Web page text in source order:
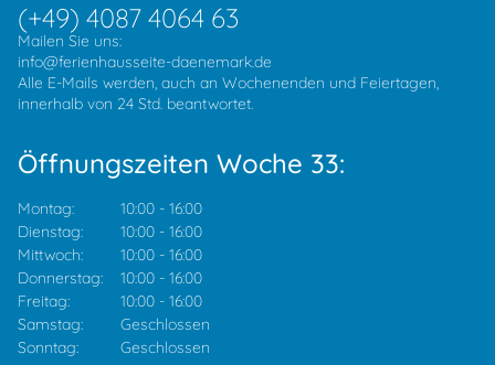
(+49) 4087 4064 63
Mailen Sie uns:
info@ferienhausseite-daenemark.de
Alle E-Mails werden, auch an Wochenenden und Feiertagen,
innerhalb von 24 Std. beantwortet.
Öffnungszeiten Woche 33:
Montag: 10:00 - 16:00
Dienstag:
10:00 - 16:00
Mittwoch:
10:00 - 16:00
Donnerstag:
10:00 - 16:00
Freitag:
10:00 - 16:00
Samstag:
Geschlossen
Sonntag:
Geschlossen